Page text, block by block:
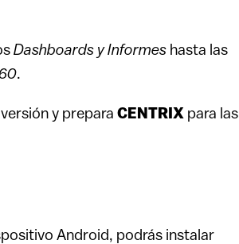
Dashboards y Informes hasta las
.
y prepara CENTRIX para las
Android, podrás instalar